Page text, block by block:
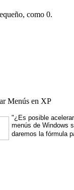
como 0.
Menús en XP
"¿Es posible
menús de Windows
daremos la fórmula